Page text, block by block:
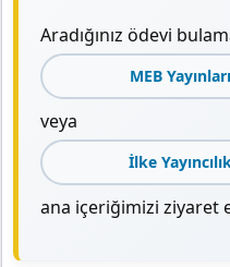
Aradığınız ödevi
MEB
veya
İlke
ana içeriğimizi ziyaret